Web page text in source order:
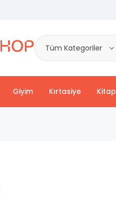
Tüm Kategoriler
Giyim Kırtasiye Kitap